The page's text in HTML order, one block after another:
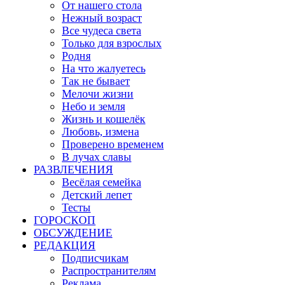
От нашего стола
Нежный возраст
Все чудеса света
Только для взрослых
Родня
На что жалуетесь
Так не бывает
Мелочи жизни
Небо и земля
Жизнь и кошелёк
Любовь, измена
Проверено временем
В лучах славы
РАЗВЛЕЧЕНИЯ
Весёлая семейка
Детский лепет
Тесты
ГОРОСКОП
ОБСУЖДЕНИЕ
РЕДАКЦИЯ
Подписчикам
Распространителям